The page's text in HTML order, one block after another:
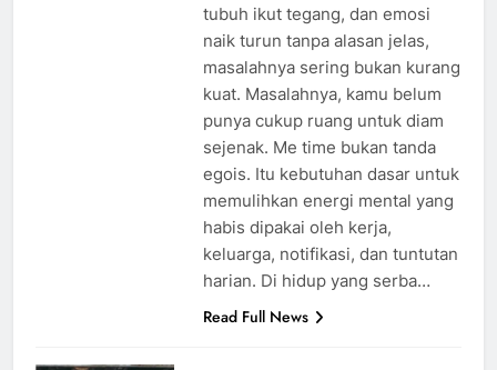
tubuh ikut tegang, dan emosi
naik turun tanpa alasan jelas,
masalahnya sering bukan kurang
kuat. Masalahnya, kamu belum
punya cukup ruang untuk diam
sejenak. Me time bukan tanda
egois. Itu kebutuhan dasar untuk
memulihkan energi mental yang
habis dipakai oleh kerja,
keluarga, notifikasi, dan tuntutan
harian. Di hidup yang serba…
Read Full News